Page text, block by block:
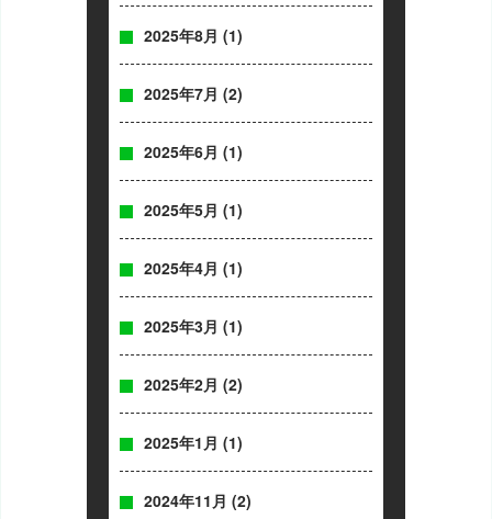
2025年8月 (1)
2025年7月 (2)
2025年6月 (1)
2025年5月 (1)
2025年4月 (1)
2025年3月 (1)
2025年2月 (2)
2025年1月 (1)
2024年11月 (2)